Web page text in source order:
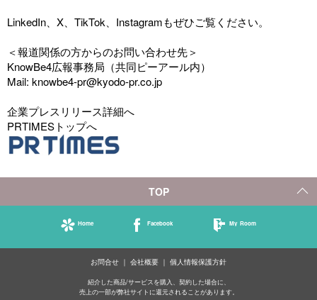
LinkedIn
X TikTok Instagramもぜひご覧ください。
＜報道関係の方からのお問い合わせ先＞
KnowBe4広報事務局（共同ピーアール内）
Mail: knowbe4-pr@kyodo-pr.co.jp
企業プレスリリース詳細へ
PRTIMESトップへ
TOP
Home Facebook My Room
お問合せ 会社概要 個人情報保護方針
紹介した商品/サービスを購入、契約した場合に、
売上の一部が弊社サイトに還元されることがあります。